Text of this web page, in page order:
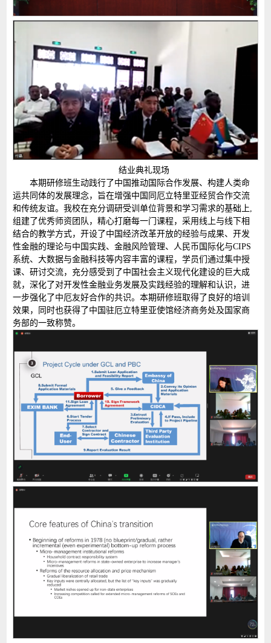
结业典礼现场
本期研修班生动践行了中国推动国际合作发展、构建人类命
运共同体的发展理念，旨在增强中国同厄立特里亚经贸合作交流
和传统友谊。我校在充分调研受训单位背景和学习需求的基础上,
组建了优秀师资团队，精心打磨每一门课程，采用线上与线下相
结合的教学方式，开设了中国经济改革开放的经验与成果、开发
性金融的理论与中国实践、金融风险管理、人民币国际化与CIPS
系统、大数据与金融科技等内容丰富的课程，学员们通过集中授
课、研讨交流，充分感受到了中国社会主义现代化建设的巨大成
就，深化了对开发性金融业务发展及实践经验的理解和认识，进
一步强化了中厄友好合作的共识。本期研修班取得了良好的培训
效果，同时也获得了中国驻厄立特里亚使馆经济商务处及国家商
务部的一致称赞。